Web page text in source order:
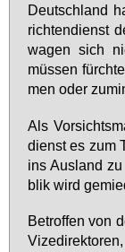
Deutsch­land
rich­ten­dienst
wa­gen sich
müs­sen
men oder
Als
dienst es zum
ins Aus­land
blik wird
Be­trof­fen von